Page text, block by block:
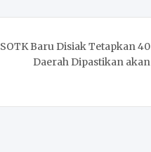
SOTK Baru Disiak Tetapkan
Daerah Dipastikan